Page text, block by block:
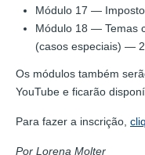
Módulo 17 —
Módulo 18 — Temas
(casos especiais) —
Os módulos também
YouTube e ficarão
Para fazer a inscrição,
Por Lorena Molter